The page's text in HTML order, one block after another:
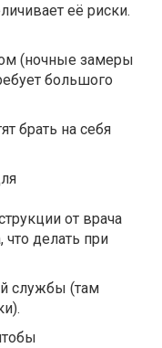
её риски.
(ночные замеры
большого
брать на себя
от врача
что делать при
службы (там